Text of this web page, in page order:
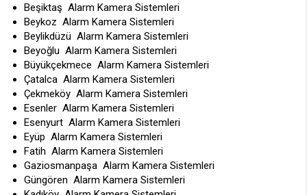
Beşiktaş Alarm Kamera Sistemleri
Beykoz Alarm Kamera Sistemleri
Beylikdüzü Alarm Kamera Sistemleri
Beyoğlu Alarm Kamera Sistemleri
Büyükçekmece Alarm Kamera Sistemleri
Çatalca Alarm Kamera Sistemleri
Çekmeköy Alarm Kamera Sistemleri
Esenler Alarm Kamera Sistemleri
Esenyurt Alarm Kamera Sistemleri
Eyüp Alarm Kamera Sistemleri
Fatih Alarm Kamera Sistemleri
Gaziosmanpaşa Alarm Kamera Sistemleri
Güngören Alarm Kamera Sistemleri